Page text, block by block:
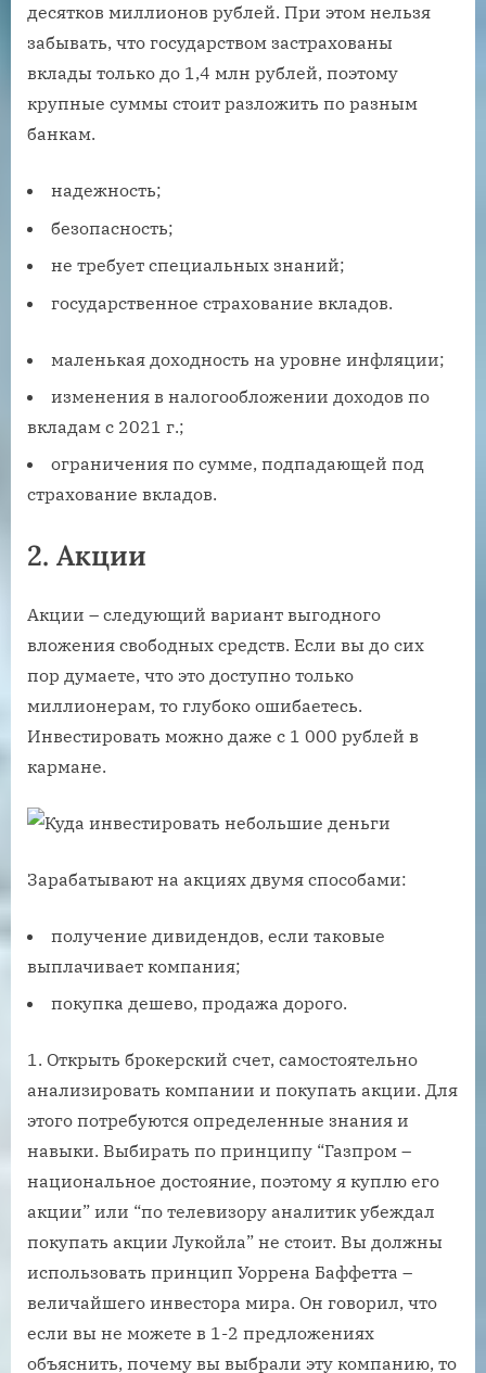
десятков миллионов рублей. При этом нельзя
забывать, что государством застрахованы
вклады только до 1,4 млн рублей, поэтому
крупные суммы стоит разложить по разным
банкам.
надежность;
безопасность;
не требует специальных знаний;
государственное страхование вкладов.
маленькая доходность на уровне инфляции;
изменения в налогообложении доходов по
вкладам с 2021 г.;
ограничения по сумме, подпадающей под
страхование вкладов.
2. Акции
Акции – следующий вариант выгодного
вложения свободных средств. Если вы до сих
пор думаете, что это доступно только
миллионерам, то глубоко ошибаетесь.
Инвестировать можно даже с 1 000 рублей в
кармане.
Зарабатывают на акциях двумя способами:
получение дивидендов, если таковые
выплачивает компания;
покупка дешево, продажа дорого.
Открыть брокерский счет, самостоятельно
анализировать компании и покупать акции. Для
этого потребуются определенные знания и
навыки. Выбирать по принципу “Газпром –
национальное достояние, поэтому я куплю его
акции” или “по телевизору аналитик убеждал
покупать акции Лукойла” не стоит. Вы должны
использовать принцип Уоррена Баффетта –
величайшего инвестора мира. Он говорил, что
если вы не можете в 1-2 предложениях
объяснить, почему вы выбрали эту компанию, то